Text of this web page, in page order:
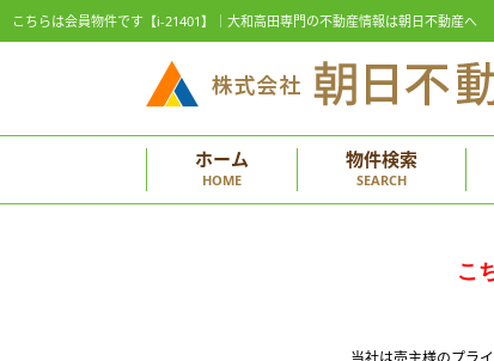
こちらは会員物件です【i-21401】｜大和高田専門の不動産情報は朝日不動産へ
ホーム
HOME
物件検索
SEARCH
こ